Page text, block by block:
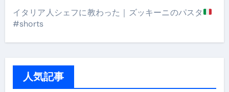
イタリア人シェフに教わった｜ズッキーニのパスタ
#shorts
人気記事